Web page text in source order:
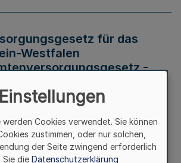
für das
Westfalen
-
Cookies verwendet. Sie können
zustimmen, oder nur solchen,
der Seite zwingend erforderlich
Sie die Datenschutzerklärung